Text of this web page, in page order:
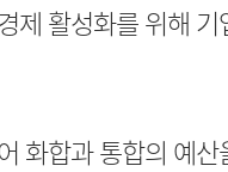
제 활성화를 위해
화합과 통합의 예